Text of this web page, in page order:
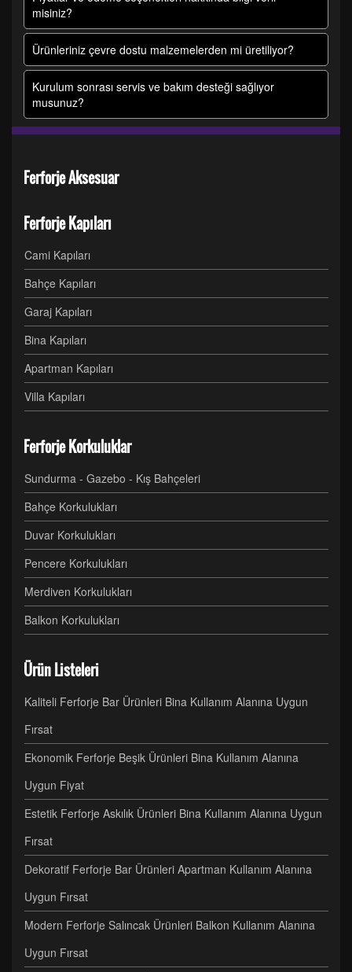
misiniz?
Ürünleriniz çevre dostu malzemelerden mi üretiliyor?
Kurulum sonrası servis ve bakım desteği sağlıyor
musunuz?
Ferforje Aksesuar
Ferforje Kapıları
Cami Kapıları
Bahçe Kapıları
Garaj Kapıları
Bina Kapıları
Apartman Kapıları
Villa Kapıları
Ferforje Korkuluklar
Sundurma - Gazebo - Kış Bahçeleri
Bahçe Korkulukları
Duvar Korkulukları
Pencere Korkulukları
Merdiven Korkulukları
Balkon Korkulukları
Ürün Listeleri
Kaliteli Ferforje Bar Ürünleri Bina Kullanım Alanına Uygun
Fırsat
Ekonomik Ferforje Beşik Ürünleri Bina Kullanım Alanına
Uygun Fiyat
Estetik Ferforje Askılık Ürünleri Bina Kullanım Alanına Uygun
Fırsat
Dekoratif Ferforje Bar Ürünleri Apartman Kullanım Alanına
Uygun Fırsat
Modern Ferforje Salıncak Ürünleri Balkon Kullanım Alanına
Uygun Fırsat